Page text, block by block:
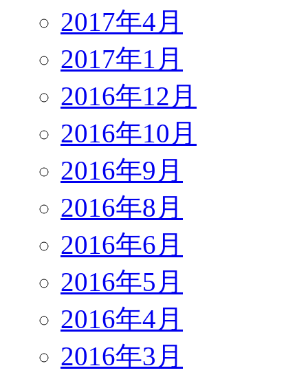
2017年4月
2017年1月
2016年12月
2016年10月
2016年9月
2016年8月
2016年6月
2016年5月
2016年4月
2016年3月